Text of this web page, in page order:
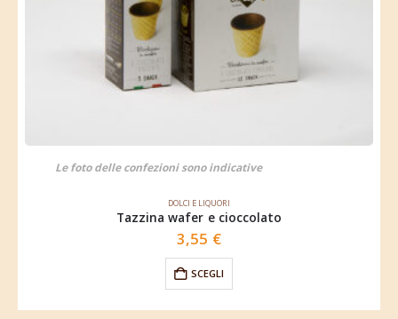
Le foto delle confezioni sono indicative
DOLCI E LIQUORI
Tazzina wafer e cioccolato
3,55 €
SCEGLI